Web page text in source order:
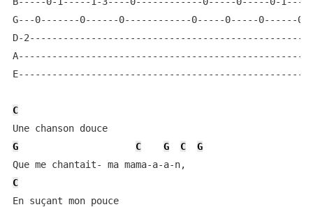
G---0-------0------0------------0-----0-----0------
D-
C
Une chanson douce
G
C G C
G
C
En suçant mon pouce